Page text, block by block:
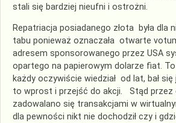
stali się bardziej nieufni i ostrożni.
Repatriacja posiadanego złota była dla
tabu ponieważ oznaczała otwarte
adresem sponsorowanego przez USA
opartego na papierowym dolarze fiat.
każdy oczywiście wiedział od lat, bał
to wprost i przejść do akcji. Stąd przez
zadowalano się transakcjami w
dla pewności nikt nie dochodził czy i